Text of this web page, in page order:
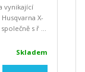
vynikající
X-
s ř ...
Skladem